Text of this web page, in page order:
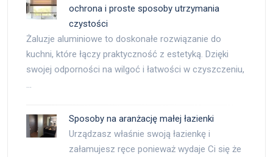
ochrona i proste sposoby utrzymania
czystości
Żaluzje aluminiowe to doskonałe rozwiązanie do
kuchni, które łączy praktyczność z estetyką. Dzięki
swojej odporności na wilgoć i łatwości w czyszczeniu,
…
Sposoby na aranżację małej łazienki
Urządzasz właśnie swoją łazienkę i
załamujesz ręce ponieważ wydaje Ci się że